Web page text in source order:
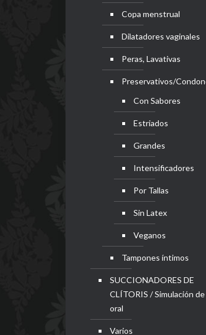
Copa menstrual
Dilatadores vaginales
Peras, Lavativas
Preservativos/
Con Sabores
Estriados
Grandes
Intensificadores
Por Tallas
Sin Latex
Veganos
Tampones íntimos
SUCCIONADORES DE
CLÍTORIS / Simulación
oral
Varios